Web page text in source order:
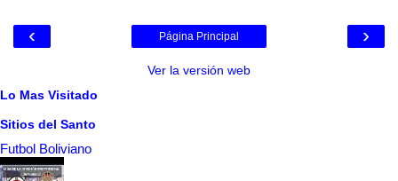
‹ ›
Página Principal
Ver la versión web
Lo Mas Visitado
Sitios del Santo
Futbol Boliviano